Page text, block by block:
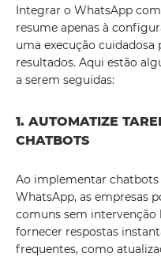
Integrar o WhatsApp
resume apenas à
uma execução
resultados. Aqui estão
a serem seguidas:
1. AUTOMATIZE
CHATBOTS
Ao implementar
WhatsApp, as empresas
comuns sem intervenção
fornecer respostas
frequentes, como